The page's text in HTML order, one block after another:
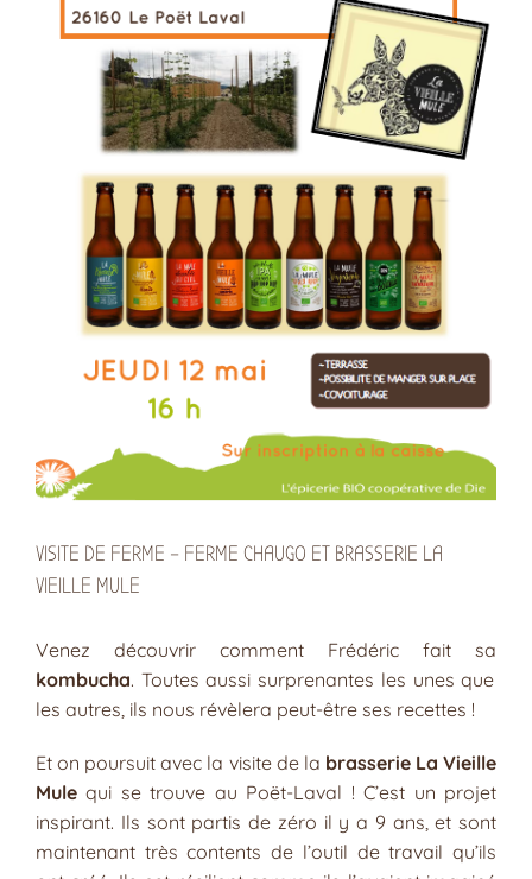
VISITE DE FERME – FERME CHAUGO ET BRASSERIE LA
VIEILLE MULE
Venez découvrir comment Frédéric fait sa
kombucha. Toutes aussi surprenantes les unes que
les autres, ils nous révèlera peut-être ses recettes !
Et on poursuit avec la visite de la brasserie La Vieille
Mule qui se trouve au Poët-Laval ! C’est un projet
inspirant. Ils sont partis de zéro il y a 9 ans, et sont
maintenant très contents de l’outil de travail qu’ils